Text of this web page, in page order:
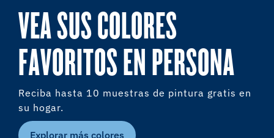
VEA SUS COLORES
FAVORITOS EN PERSONA
Reciba hasta 10 muestras de pintura gratis en
su hogar.
Explorar más colores